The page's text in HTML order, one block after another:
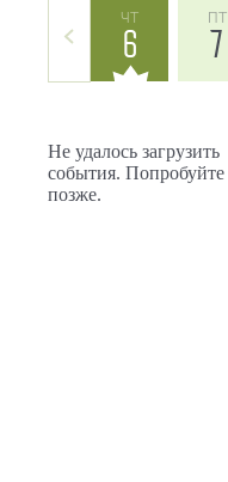
ЧТ
6
ПТ
7
Не удалось загрузить
события. Попробуйте
позже.